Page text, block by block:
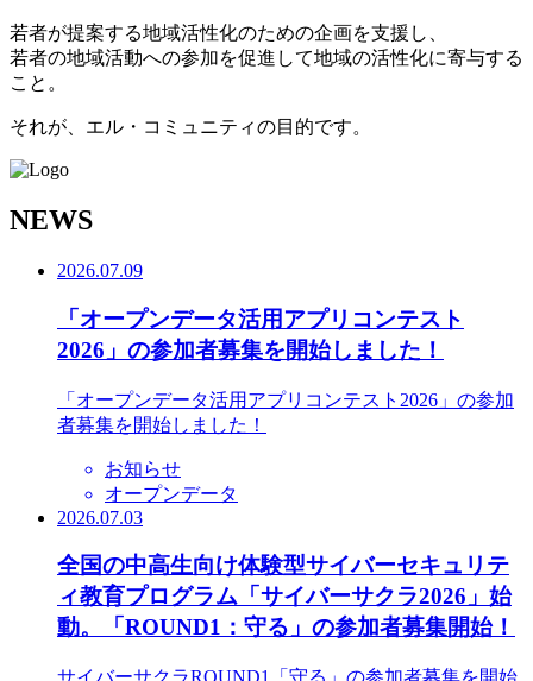
若者が提案する地域活性化のための企画を支援し、
若者の地域活動への参加を促進して地域の活性化に寄与する
こと。
それが、エル・コミュニティの目的です。
NEWS
2026.07.09
「オープンデータ活用アプリコンテスト
2026」の参加者募集を開始しました！
「オープンデータ活用アプリコンテスト2026」の参加
者募集を開始しました！
お知らせ
オープンデータ
2026.07.03
全国の中高生向け体験型サイバーセキュリテ
ィ教育プログラム「サイバーサクラ2026」始
動。「ROUND1：守る」の参加者募集開始！
サイバーサクラROUND1「守る」の参加者募集を開始